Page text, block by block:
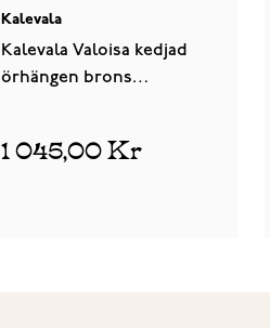
Kalevala
Kalevala Valoisa kedjad
örhängen brons
1 045,00 Kr